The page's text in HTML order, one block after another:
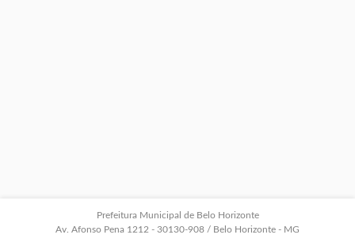
Prefeitura Municipal de Belo Horizonte
Av. Afonso Pena 1212 - 30130-908 / Belo Horizonte - MG